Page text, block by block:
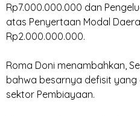
Rp7.000.000.000 dan
atas Penyertaan Modal
Rp2.000.000.000.
‎Roma Doni menambahkan,
bahwa besarnya defisit
sektor Pembiayaan.